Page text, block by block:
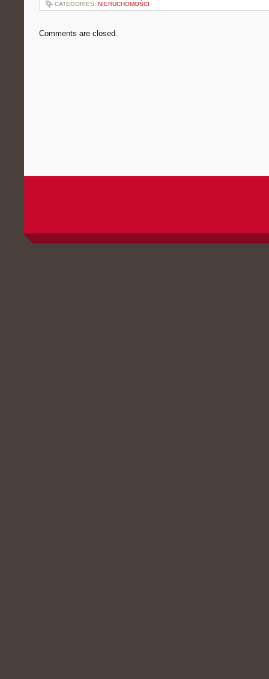
CATEGORIES: NIERUCHOMOŚCI
Comments are closed.